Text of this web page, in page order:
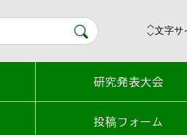
研究発表大会
投稿フォーム